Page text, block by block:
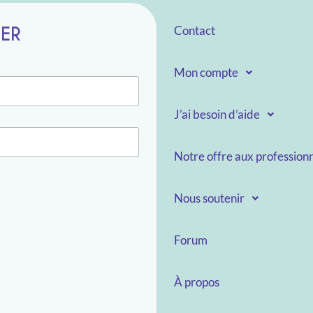
Contact
Mon compte
J’ai besoin d’aide
Notre offre aux
Nous soutenir
Forum
À propos